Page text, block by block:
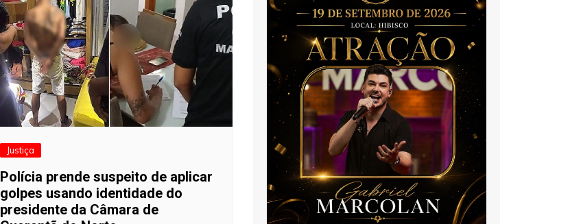
Justiça
Polícia prende suspeito de aplicar
golpes usando identidade do
presidente da Câmara de